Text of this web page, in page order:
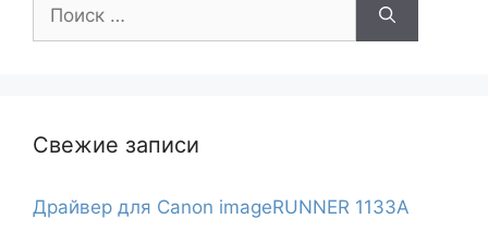
Свежие записи
Драйвер для Canon imageRUNNER 1133A